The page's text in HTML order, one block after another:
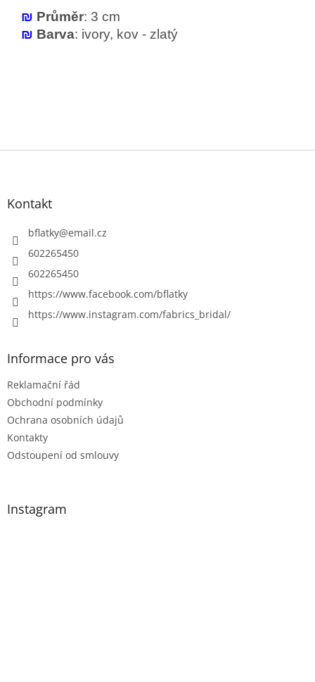
₪ Průměr: 3 cm
₪ Barva: ivory, kov - zlatý
Z
Kontakt
bflatky@email.cz
602265450
602265450
https://www.facebook.com/bflatky
https://www.instagram.com/fabrics_bridal/
Informace pro vás
Reklamační řád
Obchodní podmínky
Ochrana osobních údajů
Kontakty
Odstoupení od smlouvy
Instagram